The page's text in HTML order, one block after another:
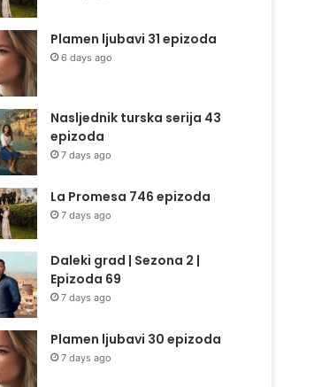
Plamen ljubavi 31 epizoda
6 days ago
Nasljednik turska serija 43
epizoda
7 days ago
La Promesa 746 epizoda
7 days ago
Daleki grad | Sezona 2 |
Epizoda 69
7 days ago
Plamen ljubavi 30 epizoda
7 days ago